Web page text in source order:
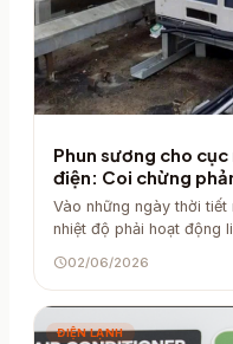
Phun sương cho
điện: Coi chừng
Vào những ngày thời tiết
nhiệt độ phải hoạt động
schedule02/06/2026
ĐIỆN LẠNH